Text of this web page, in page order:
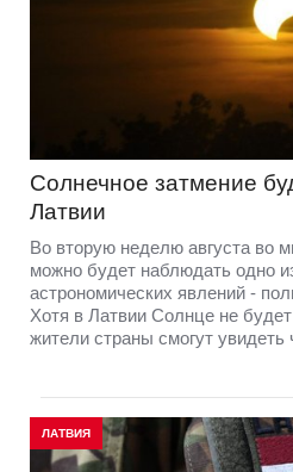
Солнечное затмение
Латвии
Во вторую неделю августа во
можно будет наблюдать одно
астрономических явлений -
Хотя в Латвии Солнце не
жители страны смогут увидеть
ЛАТВИЯ